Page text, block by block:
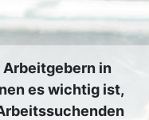
in
es wichtig ist,